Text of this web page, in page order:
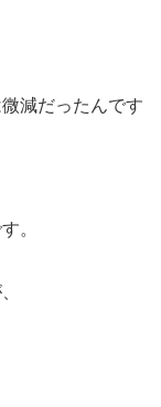
減だったんです
。